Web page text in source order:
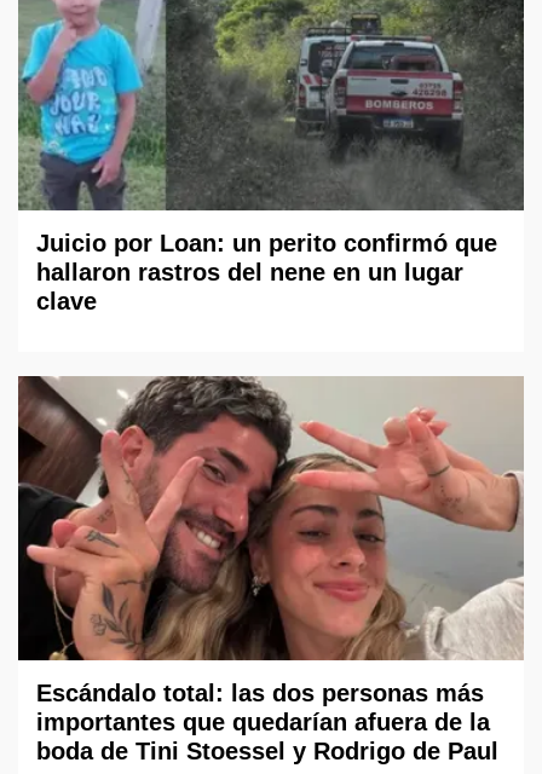
Juicio por Loan: un perito confirmó que
hallaron rastros del nene en un lugar
clave
Escándalo total: las dos personas más
importantes que quedarían afuera de la
boda de Tini Stoessel y Rodrigo de Paul